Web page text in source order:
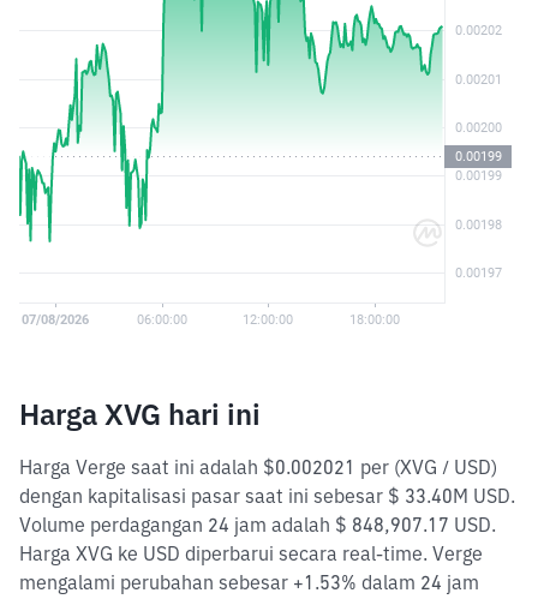
Harga XVG hari ini
Harga Verge saat ini adalah $0.002021 per (XVG / USD)
dengan kapitalisasi pasar saat ini sebesar $ 33.40M USD.
Volume perdagangan 24 jam adalah $ 848,907.17 USD.
Harga XVG ke USD diperbarui secara real-time. Verge
mengalami perubahan sebesar +1.53% dalam 24 jam